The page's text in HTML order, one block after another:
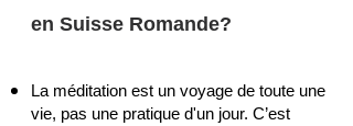
en Suisse Romande?
La méditation est un voyage de toute une
vie, pas une pratique d'un jour. C’est